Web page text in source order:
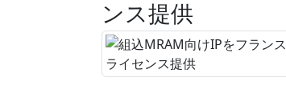
ンス提供